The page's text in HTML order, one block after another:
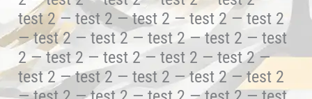
test 2 — test 2 — test 2 — test 2 — test 2
— test 2 — test 2 — test 2 — test 2 — test
2 — test 2 — test 2 — test 2 — test 2 —
test 2 — test 2 — test 2 — test 2 — test 2